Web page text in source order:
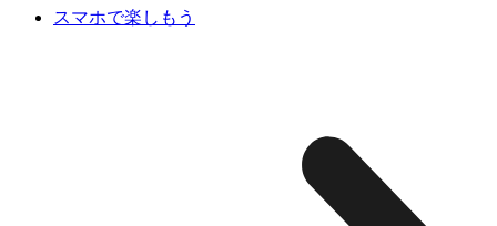
スマホで楽しもう